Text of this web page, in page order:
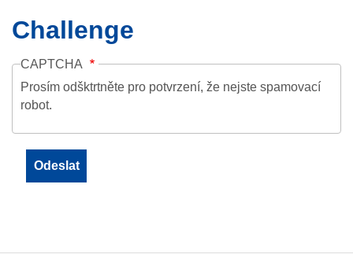
Challenge
CAPTCHA
Prosím odšktrtněte pro potvrzení, že nejste spamovací
robot.